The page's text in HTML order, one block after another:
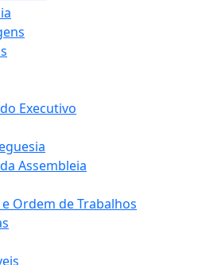
Executivo
Assembleia
Ordem de Trabalhos